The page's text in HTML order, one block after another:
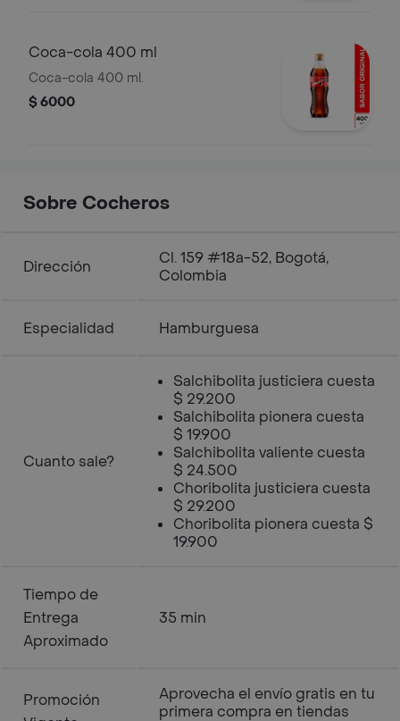
Coca-cola 400 ml
Coca-cola 400 ml.
$ 6000
Sobre Cocheros
Dirección
Cl. 159 #18a-52, Bogotá,
Colombia
Especialidad Hamburguesa
Cuanto sale?
Salchibolita justiciera cuesta
$ 29.200
Salchibolita pionera cuesta
$ 19.900
Salchibolita valiente cuesta
$ 24.500
Choribolita justiciera cuesta
$ 29.200
Choribolita pionera cuesta $
19.900
Tiempo de
Entrega
Aproximado
35 min
Promoción
Aprovecha el envío gratis en tu
primera compra en tiendas